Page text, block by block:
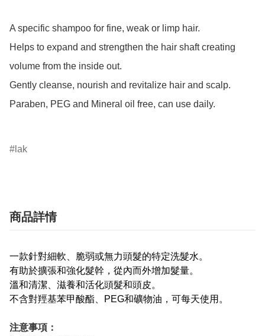
A specific shampoo for fine, weak or limp hair.
Helps to expand and strengthen the hair shaft creating
volume from the inside out.
Gently cleanse, nourish and revitalize hair and scalp.
Paraben, PEG and Mineral oil free, can use daily.
lak
商品詳情
一款針對細軟、脆弱或無力頭髮的特定洗髮水。
有助於擴張和強化髮幹，從內而外增加髮量。
溫和清潔、滋養和活化頭髮和頭皮。
不含對羥基苯甲酸酯、PEG和礦物油，可每天使用。
注意事項：